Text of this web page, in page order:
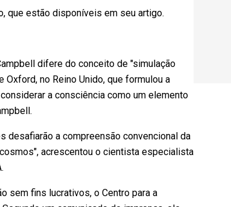
que estão disponíveis em seu artigo.
difere do conceito de "simulação
no Reino Unido, que formulou a
a consciência como um elemento
desafiarão a compreensão convencional da
acrescentou o cientista especialista
sem fins lucrativos, o Centro para a